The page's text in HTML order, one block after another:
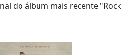
do álbum mais recente "Rock